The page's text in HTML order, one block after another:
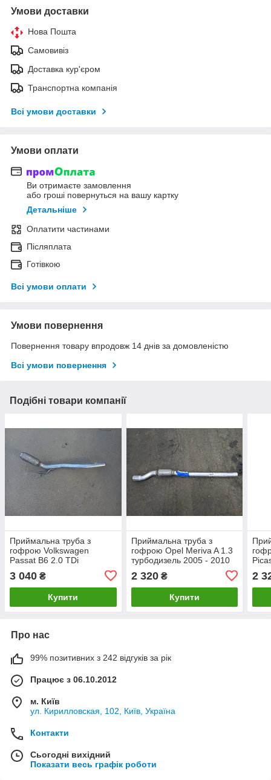
Умови доставки
Нова Пошта
Самовивіз
Доставка кур'єром
Транспортна компанія
Всі умови доставки
Умови оплати
Ви отримаєте замовлення
або гроші повернуться на вашу картку
Детальніше
Оплатити частинами
Післяплата
Готівкою
Всі умови оплати
Умови повернення
Повернення товару впродовж 14 днів за домовленістю
Всі умови повернення
Подібні товари компанії
Приймальна труба з
гофрою Volkswagen
Passat B6 2.0 TDi
турбодизель 2005 - 2010
рр
3 040 ₴
Купити
Приймальна труба з
гофрою Opel Meriva A 1.3
турбодизель 2005 - 2010
2 320₴
Купити
2
Про нас
99% позитивних з 242 відгуків за рік
Працює з 06.10.2012
м. Київ
ул. Кирилловская, 102, Київ, Україна
Контакти
Сьогодні вихідний
Показати весь графік роботи